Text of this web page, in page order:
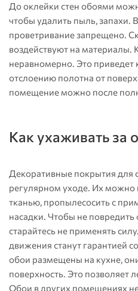
До оклейки стен обоями
чтобы удалить пыль, запахи.
проветривание запрещено.
воздействуют на материалы.
неравномерно. Это
отслоению полотна от
помещение можно после
Как ухаживать за
Декоративные покрытия для
регулярном уходе. Их можно
тканью, пропылесосить с
насадки. Чтобы не
старайтесь не применять
движения станут гарантией
обои размещены на кухне,
поверхность. Это позволяет
Обои в других помещениях